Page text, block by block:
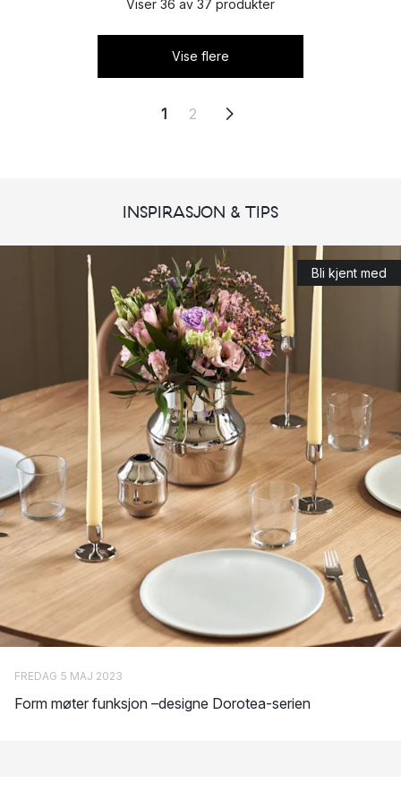
Viser 36 av 37 produkter
Vise flere
1 2
INSPIRASJON & TIPS
FREDAG 5 MAJ 2023
Form møter funksjon –designe Dorotea-serien
Bli kjent med